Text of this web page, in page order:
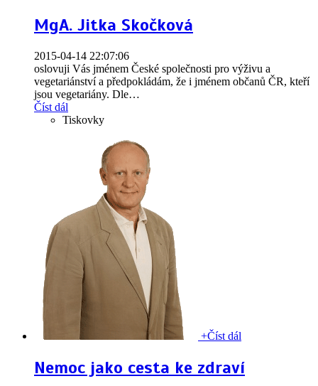
MgA. Jitka Skočková
2015-04-14 22:07:06
oslovuji Vás jménem České společnosti pro výživu a
vegetariánství a předpokládám, že i jménem občanů ČR, kteří
jsou vegetariány. Dle…
Číst dál
Tiskovky
+Číst dál
Nemoc jako cesta ke zdraví